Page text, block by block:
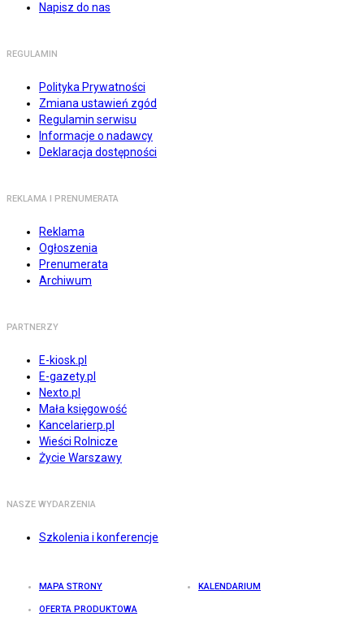
Napisz do nas
REGULAMIN
Polityka Prywatności
Zmiana ustawień zgód
Regulamin serwisu
Informacje o nadawcy
Deklaracja dostępności
REKLAMA I PRENUMERATA
Reklama
Ogłoszenia
Prenumerata
Archiwum
PARTNERZY
E-kiosk.pl
E-gazety.pl
Nexto.pl
Mała księgowość
Kancelarierp.pl
Wieści Rolnicze
Życie Warszawy
NASZE WYDARZENIA
Szkolenia i konferencje
MAPA STRONY KALENDARIUM
OFERTA PRODUKTOWA